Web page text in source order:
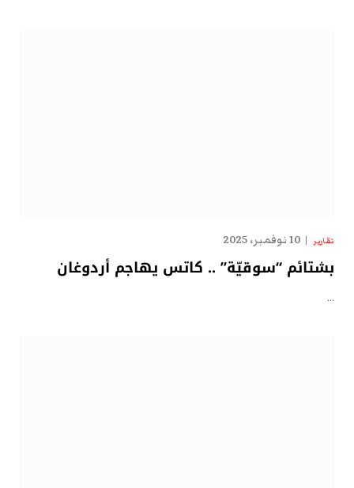
تقارير 10 نوفمبر، 2025
بشتائم “سوقيّة” .. كاتس يهاجم أردوغان
…